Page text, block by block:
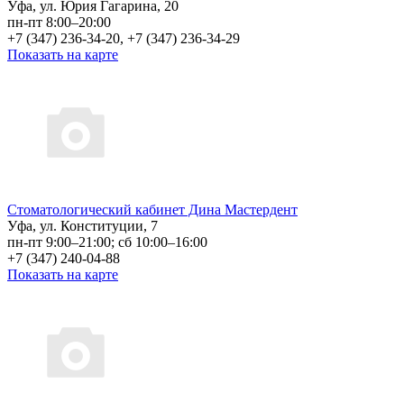
Уфа, ул. Юрия Гагарина, 20
пн-пт 8:00–20:00
+7 (347) 236-34-20, +7 (347) 236-34-29
Показать на карте
Стоматологический кабинет Дина Мастердент
Уфа, ул. Конституции, 7
пн-пт 9:00–21:00; сб 10:00–16:00
+7 (347) 240-04-88
Показать на карте